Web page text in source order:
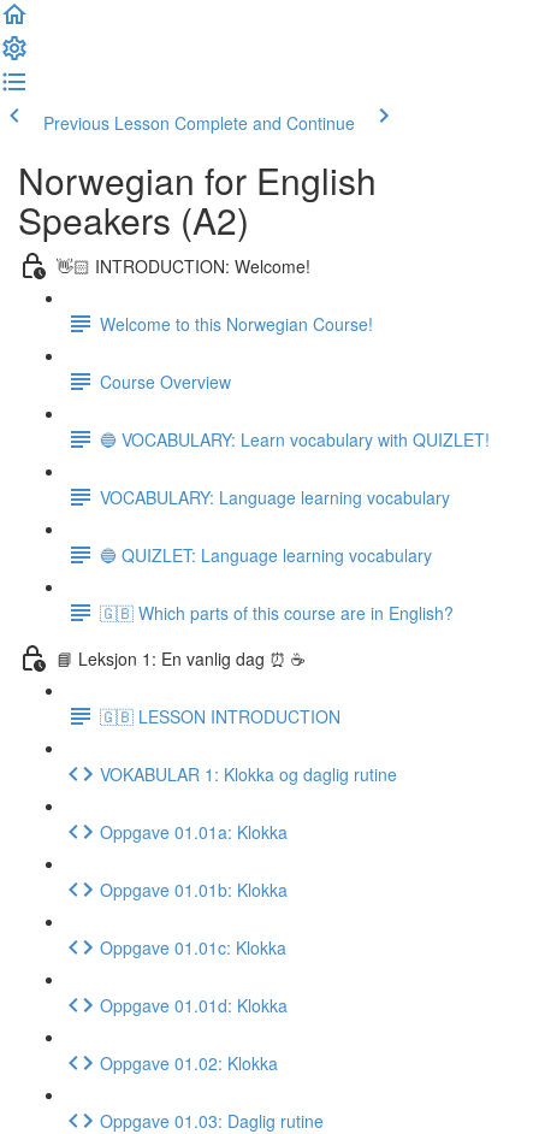
Previous Lesson Complete and Continue
Norwegian for English
Speakers (A2)
👋🏻 INTRODUCTION: Welcome!
Welcome to this Norwegian Course!
Course Overview
🔵 VOCABULARY: Learn vocabulary with QUIZLET!
VOCABULARY: Language learning vocabulary
🔵 QUIZLET: Language learning vocabulary
🇬🇧 Which parts of this course are in English?
📘 Leksjon 1: En vanlig dag ⏰ ☕️
🇬🇧 LESSON INTRODUCTION
VOKABULAR 1: Klokka og daglig rutine
Oppgave 01.01a: Klokka
Oppgave 01.01b: Klokka
Oppgave 01.01c: Klokka
Oppgave 01.01d: Klokka
Oppgave 01.02: Klokka
Oppgave 01.03: Daglig rutine